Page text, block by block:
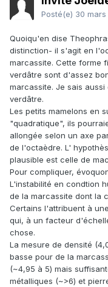
Posté(e) 30
Quoiqu'en dise
distinction- il s'agit en
marcassite. Cette forme
verdâtre sont d'assez
marcassite. Je sais
verdâtre.
Les petits mamelons en
"quadratique", ils
allongée selon un axe
de l'octaèdre. L'
plausible est celle de
Pour compliquer,
L'instabilité en condtion
de la marcassite dont la
Certains l'attribuent à
qui, à un facteur
chose.
La mesure de densité
basse pour de la
(~4,95 à 5) mais
métalliques (~>6) et